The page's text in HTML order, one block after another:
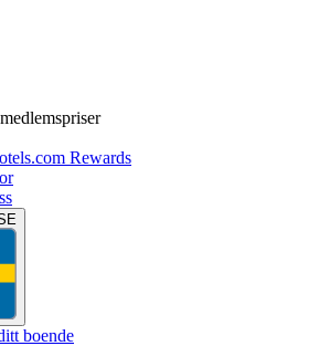
Rewards
boende